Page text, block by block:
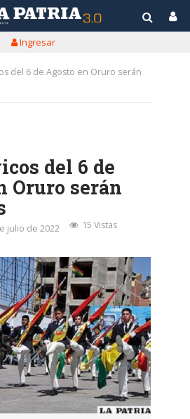
Ingresar
del 6 de Agosto en Oruro serán
del 6 de
Oruro serán
julio de 2022 15 Vistas